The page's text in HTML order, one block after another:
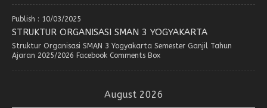
Publish : 10/03/2025
STRUKTUR ORGANISASI SMAN 3 YOGYAKARTA
Struktur Organisasi SMAN 3 Yogyakarta Semester Ganjil Tahun
Ajaran 2025/2026 Facebook Comments Box
August 2026